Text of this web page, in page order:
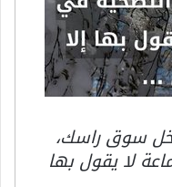
سوق راسك،
لا يقول بها